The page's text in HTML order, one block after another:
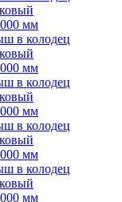
мм
в колодец
мм
в колодец
мм
в колодец
мм
в колодец
мм